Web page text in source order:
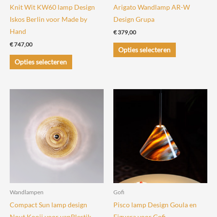
productpagina
Knit Wit KW60 lamp Design
Iskos Berlin voor Made by
Hand
€747,00
Opties selecteren
Dit
product
variaties.
optie
kan
gekozen
worden
productpagina
Arigato Wandlamp AR-W
Design Grupa
€379,00
Opties selecteren
Dit
product
gekozen
worden
de
Wandlampen
Compact Sun lamp design
Gofi
Pisco lamp Design Goula en